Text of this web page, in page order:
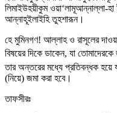
লিমাইউহয়ীকুম ওয়া‘লামূআন্নাল্লা-হা
আন্নাহূইলাইহি তুহশারূন।
হে মুমিনগণ! আল্লাহ ও রাসূলের
বিষয়ের দিকে ডাকেন, যা
তার অন্তরের মধ্যে প্রতিবন্ধক হয়ে
(নিয়ে) জমা করা হবে।
তাফসীরঃ